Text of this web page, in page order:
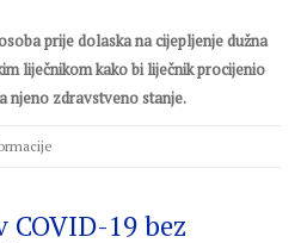
prije dolaska na cijepljenje dužna
liječnikom kako bi liječnik procijenio
njeno zdravstveno stanje.
19 bez